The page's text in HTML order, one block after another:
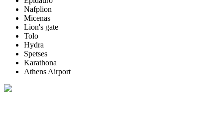
Nafplion
Micenas
Lion's gate
Tolo
Hydra
Spetses
Karathona
Athens Airport